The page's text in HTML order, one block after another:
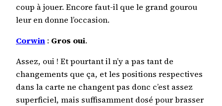
coup à jouer. Encore faut-il que le grand gourou
leur en donne l’occasion.
Corwin : Gros oui.
Assez, oui ! Et pourtant il n’y a pas tant de
changements que ça, et les positions respectives
dans la carte ne changent pas donc c’est assez
superficiel, mais suffisamment dosé pour brasser